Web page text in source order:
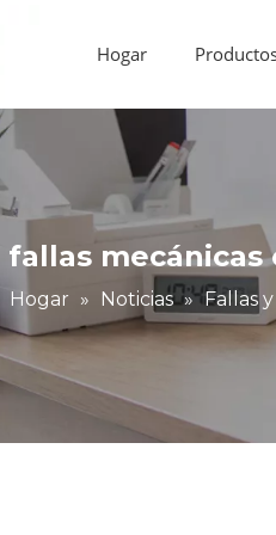
Hogar
fallas
Hogar » Noticias » Fallas